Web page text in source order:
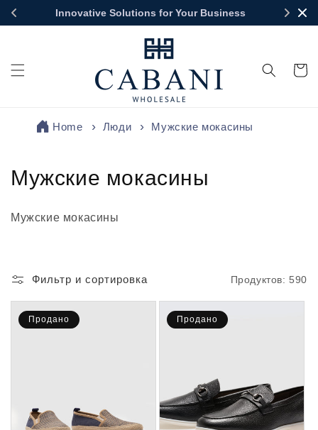
Innovative Solutions for Your Business
контенту
Home Люди Мужские мокасины
К
е
к
Мужские мокасины
Мужские мокасины
Фильтр и сортировка Продуктов: 590
Продано Продано